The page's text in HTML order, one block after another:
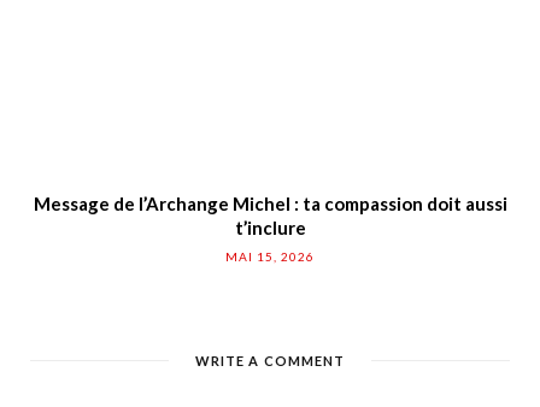
Message de l’Archange Michel : ta compassion doit aussi
t’inclure
MAI 15, 2026
WRITE A COMMENT